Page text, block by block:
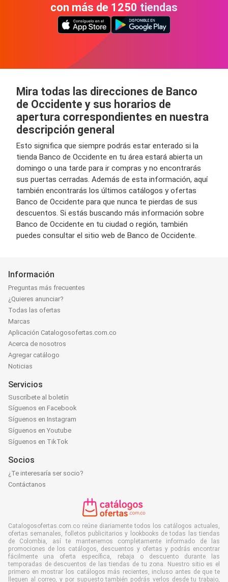
con más de 1250 tiendas
Mira todas las direcciones de Banco
de Occidente y sus horarios de
apertura correspondientes en nuestra
descripción general
Esto significa que siempre podrás estar enterado si la
tienda Banco de Occidente en tu área estará abierta un
domingo o una tarde para ir compras y no encontrarás
sus puertas cerradas. Además de esta información, aquí
también encontrarás los últimos catálogos y ofertas
Banco de Occidente para que nunca te pierdas de sus
descuentos. Si estás buscando más información sobre
Banco de Occidente en tu ciudad o región, también
puedes consultar el sitio web de Banco de Occidente.
Información
Preguntas más frecuentes
¿Quieres anunciar?
Todas las ofertas
Marcas
Aplicación Catalogosofertas.com.co
Acerca de nosotros
Agregar catálogo
Noticias
Servicios
Suscríbete al boletín
Síguenos en Facebook
Síguenos en Instagram
Síguenos en Youtube
Síguenos en TikTok
Socios
¿Te interesaría ser socio?
Contáctanos
Catalogosofertas.com.co reúne diariamente todos los catálogos actuales,
ofertas semanales, folletos publicitarios y lookbooks de todas las tiendas
de Colombia, así te mantenemos completamente informado de las
promociones de los catálogos, descuentos y ofertas y podrás encontrar
fácilmente una oferta específica, rebaja o descuento durante las
temporadas de descuentos de las tiendas de tu zona. Nuestro sitio es el
primero en mostrar los catálogos más recientes, incluso antes de que te
lleguen al correo, y por supuesto también podrás verlos desde tu trabajo,